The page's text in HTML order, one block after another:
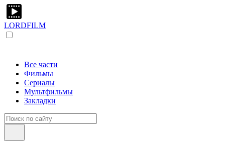
LORDFILM
Все части
Фильмы
Сериалы
Мультфильмы
Закладки